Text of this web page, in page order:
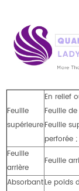
Feuille
supérieure
En relief
Feuille
Feuille
perforée ;
Feuille
arrière
Feuille
AbsorbantLe poids